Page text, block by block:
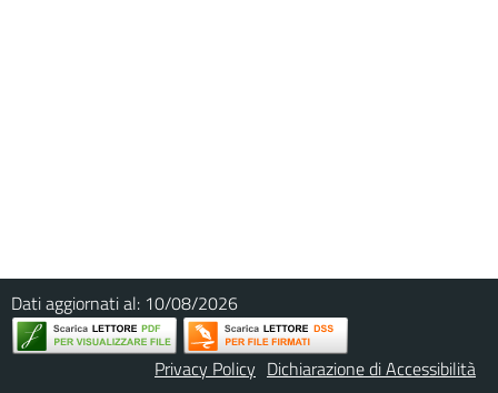
Dati aggiornati al: 10/08/2026
Dichiarazione di Accessibilità
Privacy Policy